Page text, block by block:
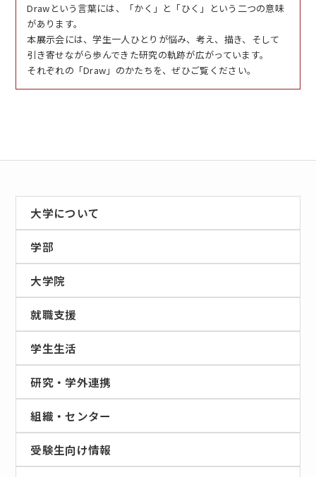
Drawという言葉には、「かく」と「ひく」という二つの意味
があります。
本展示会には、学生一人ひとりが悩み、考え、描き、そして
引き寄せながら歩んできた研究の軌跡が広がっています。
それぞれの「Draw」のかたちを、ぜひご覧ください。
大学について
学部
大学院
就職支援
学生生活
研究・学外連携
組織・センター
受験生向け情報